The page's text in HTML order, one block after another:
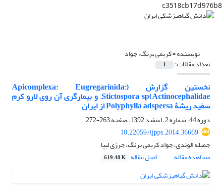
c3518cb17d976b8
نویسنده =کربمی برنگ، جواد
تعداد مقالات: 1
نخستین گزارش (Apicomplexa: Eugregarinida:
Actinocephalidae)Stictospora sp. و بیمارگری آن روی لارو کرم
سفید ریشۀ Polyphylla adspersa از ایران
دوره 44، شماره 2، اسفند 1392، صفحه
263-272
10.22059/ijpps.2014.36669
جمیله الوندی، جواد کربمی برنگ، جرزی لیپا
مشاهده مقاله
اصل مقاله 619.48 K